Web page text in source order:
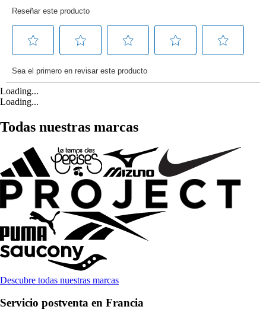
Loading...
Loading...
Todas nuestras marcas
Descubre todas nuestras marcas
Servicio postventa en Francia